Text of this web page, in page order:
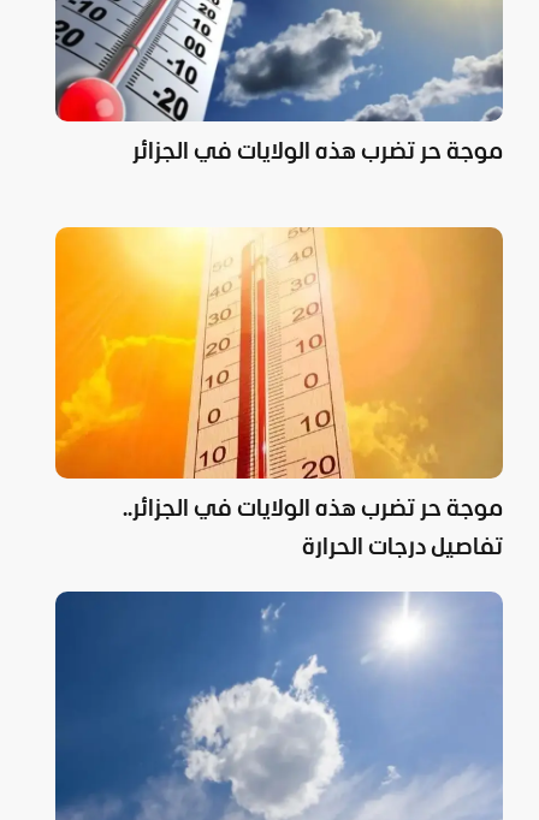
موجة حر تضرب هذه الولايات في الجزائر
موجة حر تضرب هذه الولايات في الجزائر..
تفاصيل درجات الحرارة